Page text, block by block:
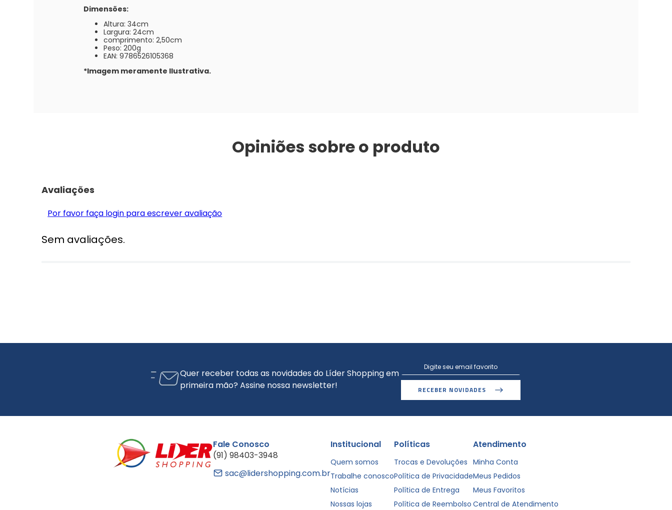
Dimensões:
Altura: 34cm
Largura: 24cm
comprimento: 2,50cm
Peso: 200g
EAN: 9786526105368
*Imagem meramente Ilustrativa.
Opiniões sobre o produto
Avaliações
Por favor faça login para escrever avaliação
Sem avaliações.
Quer receber todas as novidades do Líder Shopping em
primeira mão? Assine nossa newsletter!
RECEBER NOVIDADES
Fale Conosco
(91) 98403-3948
sac@lidershopping.com.br
Institucional
Quem somos
Trabalhe conosco
Notícias
Nossas lojas
Políticas
Trocas e Devoluções
Política de Privacidade
Política de Entrega
Política de Reembolso
Atendimento
Minha Conta
Meus Pedidos
Meus Favoritos
Central de Atendimento